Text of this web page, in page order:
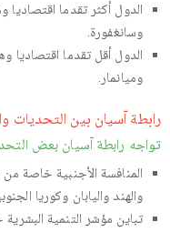
الدول أكثر تقدما اقتصاديا
وسانغفورة.
الدول أقل تقدما اقتصاديا
وميانمار.
رابطة آسيان بين التحديات
تواجه رابطة آسيان بعض
المنافسة الأجنبية خاصة
والھند واليابان وكوريا
تباين مؤشر التنمية